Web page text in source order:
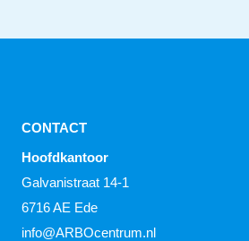
CONTACT
Hoofdkantoor
Galvanistraat 14-1
6716 AE Ede
info@ARBOcentrum.nl